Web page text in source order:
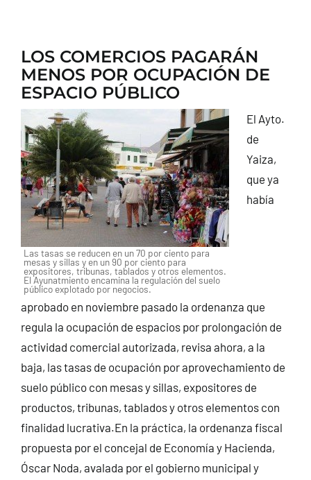
LOS COMERCIOS PAGARÁN
MENOS POR OCUPACIÓN DE
ESPACIO PÚBLICO
Las tasas se reducen en un 70 por ciento para
mesas y sillas y en un 90 por ciento para
expositores, tribunas, tablados y otros elementos.
El Ayunatmiento encamina la regulación del suelo
público explotado por negocios.
El Ayto.
de
Yaiza,
que ya
había
aprobado en noviembre pasado la ordenanza que
regula la ocupación de espacios por prolongación de
actividad comercial autorizada, revisa ahora, a la
baja, las tasas de ocupación por aprovechamiento de
suelo público con mesas y sillas, expositores de
productos, tribunas, tablados y otros elementos con
finalidad lucrativa.En la práctica, la ordenanza fiscal
propuesta por el concejal de Economía y Hacienda,
Óscar Noda, avalada por el gobierno municipal y